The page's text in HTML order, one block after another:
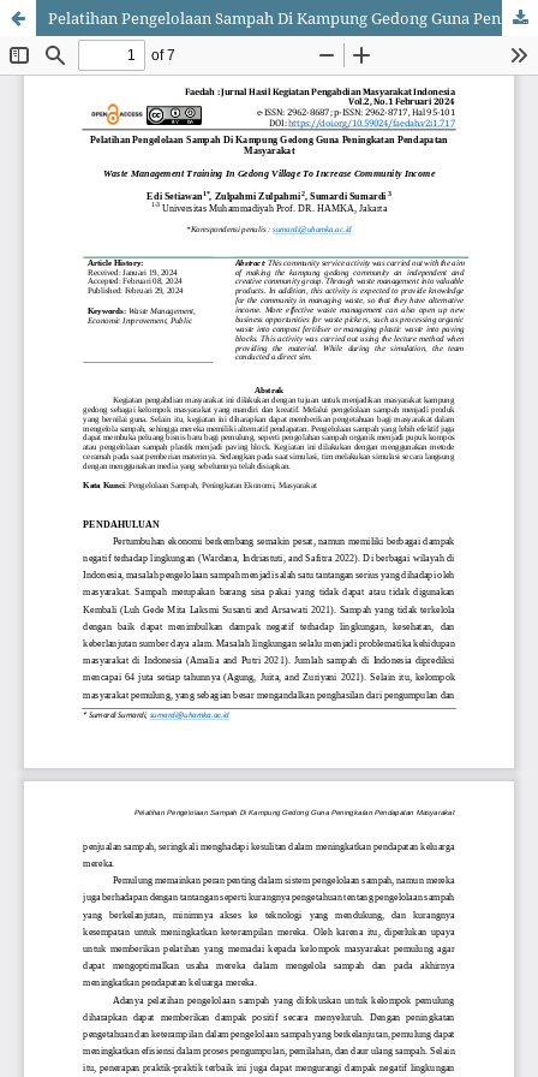
Pelatihan Pengelolaan Sampah Di Kampung Gedong Guna Peningkatan Pendapatan Masyarakat